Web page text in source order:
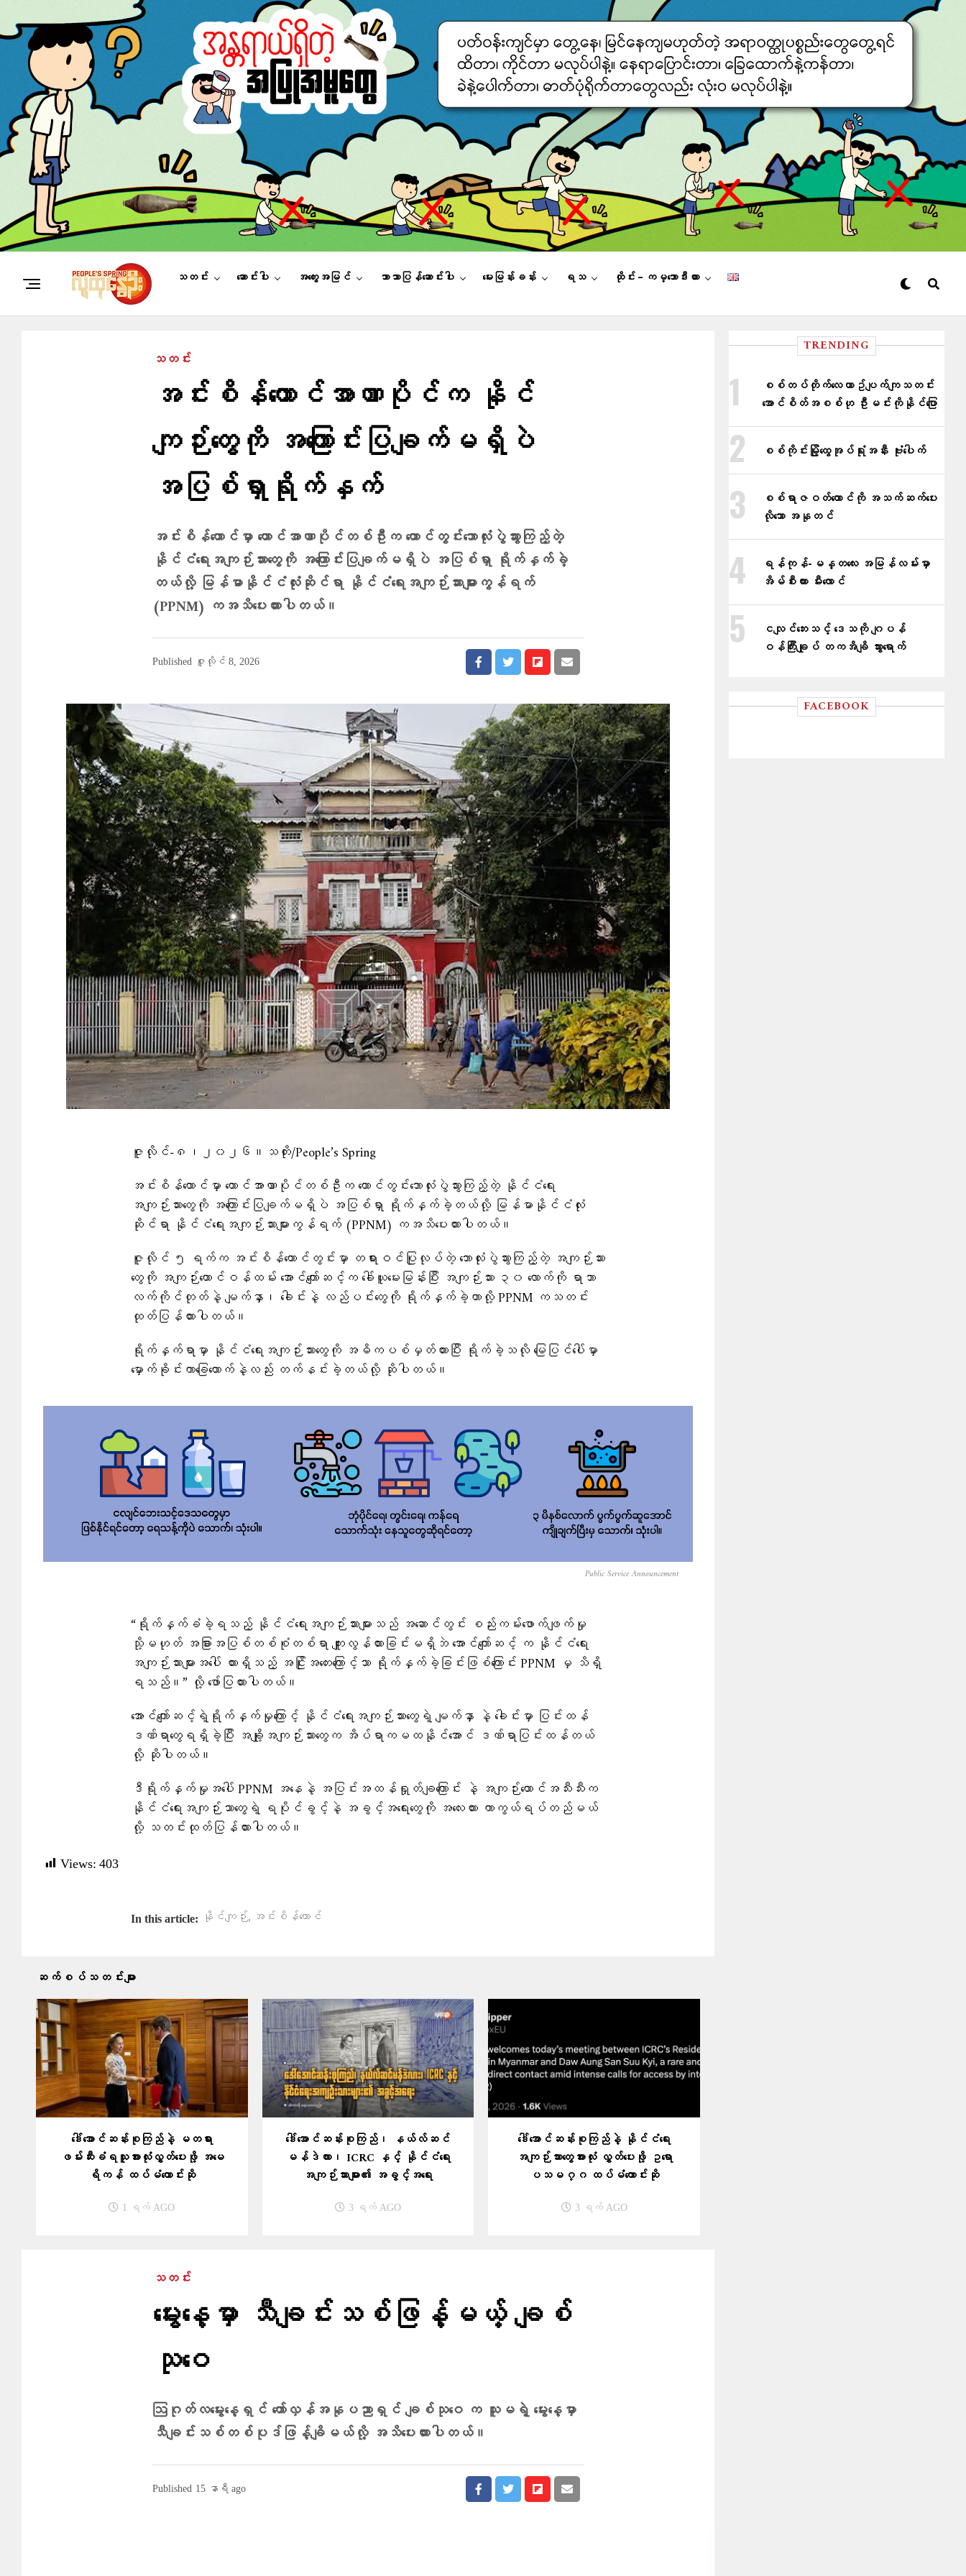
သတင်း ဆောင်းပါး အတွေးအမြင် ဘာသာပြန်ဆောင်းပါး မေးမြန်းခန်း ရသ ထိုင်း – ကမ္ဘောဒီးယား
သတင်း
အင်းစိန်ထောင်အာဏာပိုင်က နိုင်
ကျဉ်းတွေကို အကြောင်းပြချက်မရှိပဲ
အပြစ်ရှာရိုက်နှက်
အင်းစိန်ထောင်မှာ ထောင်အာဏာပိုင်တစ်ဦးက ထောင်တွင်းဘောလုံးပွဲသွားကြည့်တဲ့
နိုင်ငံရေးအကျဉ်းသားတွေကို အကြောင်းပြချက်မရှိပဲ အပြစ်ရှာ ရိုက်နှက်ခဲ့
တယ်လို့ မြန်မာနိုင်ငံလုံးဆိုင်ရာ နိုင်ငံရေးအကျဉ်းသားများကွန်ရက်
(PPNM) ကအသိပေးထားပါတယ်။
Published ဇူလိုင် 8, 2026
ဇူလိုင်-၈၊၂၀၂၆။သတိုး/People’s Spring
အင်းစိန်ထောင်မှာ ထောင်အာဏာပိုင်တစ်ဦးက ထောင်တွင်းဘောလုံးပွဲသွားကြည့်တဲ့ နိုင်ငံရေး
အကျဉ်းသားတွေကို အကြောင်းပြချက်မရှိပဲ အပြစ်ရှာ ရိုက်နှက်ခဲ့တယ်လို့ မြန်မာနိုင်ငံလုံး
ဆိုင်ရာ နိုင်ငံရေးအကျဉ်းသားများကွန်ရက် (PPNM) ကအသိပေးထားပါတယ်။
ဇူလိုင် ၅ ရက်က အင်းစိန်ထောင်တွင်းမှာ တရားဝင်ပြုလုပ်တဲ့ ဘောလုံးပွဲသွားကြည့်တဲ့ အကျဉ်းသား
တွေကို အကျဉ်းထောင်ဝန်ထမ်း အောင်ကျော်ဆင့်က ခေါ်ယူမေးမြန်းပြီး အကျဉ်းသား ၃၀ လောက်ကို ရာဘာ
လက်ကိုင်တုတ်နဲ့ မျက်နှာ၊ ခေါင်းနဲ့ လည်ပင်းတွေကို ရိုက်နှက်ခဲ့တာလို့ PPNM ကသတင်း
ထုတ်ပြန်ထားပါတယ်။
ရိုက်နှက်ရာမှာ နိုင်ငံရေးအကျဉ်းသားတွေကို အဓိကပစ်မှတ်ထားပြီး ရိုက်ခဲ့သလို မြေပြင်ပေါ်မှာ
မှောက်ခိုင်းကာခြေထောက်နဲ့လည်း တက်နင်းခဲ့တယ်လို့ ဆိုပါတယ်။
Public Service Announcement
“ရိုက်နှက်ခံခဲ့ရသည့် နိုင်ငံရေးအကျဉ်းသားများသည် အဆောင်တွင်း စည်းကမ်းဖောက်ဖျက်မှု
သို့မဟုတ် အခြားအပြစ်တစ်စုံတစ်ရာ ကျူးလွန်ထားခြင်းမရှိဘဲ အောင်ကျော်ဆင့် က နိုင်ငံရေး
အကျဉ်းသားများအပေါ် ထားရှိသည့် အငြိုးအတေးကြောင့်သာ ရိုက်နှက်ခဲ့ခြင်းဖြစ်ကြောင်း PPNM မှ သိရှိ
ရသည်။” လို့ ဖော်ပြထားပါတယ်။
အောင်ကျော်ဆင့်ရဲ့ရိုက်နှက်မှုကြောင့် နိုင်ငံရေးအကျဉ်းသားတွေရဲ့ မျက်နှာ နဲ့ ခေါင်းမှာ ပြင်းထန်
ဒဏ်ရာတွေရရှိခဲ့ပြီး အချို့အကျဉ်းသားတွေက အိပ်ရာကမထနိုင်အောင် ဒဏ်ရာပြင်းထန်တယ်
လို့ ဆိုပါတယ်။
ဒီရိုက်နှက်မှုအပေါ် PPNM အနေနဲ့ အပြင်းအထန်ရှုတ်ချကြောင်း နဲ့ အကျဉ်းထောင်အသီးသီးက
နိုင်ငံရေးအကျဉ်းသာတွေရဲ့ ရပိုင်ခွင့်နဲ့ အခွင့်အရေးတွေကို အလေးထား ကာကွယ်ရပ်တည်မယ်
လို့ သတင်းထုတ်ပြန်ထားပါတယ်။
Views: 403
In this article: နိုင်ကျဉ်း, အင်းစိန်ထောင်
ဆက်စပ်သတင်းများ
ဒေါ်အောင်ဆန်းစုကြည်နဲ့ မတရား
ဖမ်းဆီးခံရသူအားလုံးလွှတ်ပေးဖို့ အမေ
ရိကန် ထပ်မံတောင်းဆို
1 ရက် AGO
ဒေါ်အောင်ဆန်းစုကြည်၊ နယ်လ်ဆင်
မန်ဒဲလား၊ ICRC နှင့် နိုင်ငံရေး
အကျဉ်းသားများ၏ အခွင့်အရေး
3 ရက် AGO
ဒေါ်အောင်ဆန်းစုကြည်နဲ့ နိုင်ငံရေး
အကျဉ်းသားတွေအားလုံး လွှတ်ပေးဖို့ ဥရော
ပသမဂ္ဂ ထပ်မံတောင်းဆို
3 ရက် AGO
သတင်း
မွေးနေ့မှာ သီချင်းသစ်ဖြန့်မယ့် ချစ်
သုဝေ
ဩဂုတ်လမွေးနေ့ရှင် တော်လှန်အနုပညာရှင် ချစ်သုဝေ က သူမရဲ့ မွေးနေ့မှာ
သီချင်းသစ်တစ်ပုဒ်ဖြန့်ချိမယ်လို့ အသိပေးထားပါတယ်။
Published 15 နာရီ ago
TRENDING
စစ်တပ်တိုက်​လေယာဥ်ပျက်ကျသတင်း
အောင်စိတ်အစစ်ဟု ဦးမင်းကိုနိုင်​ပြော
စစ်ကိုင်းမြို့ထွေအုပ်ရုံးအနီး ဗုံးပေါက်
စစ်ရာဇဝတ်ကောင်ကို အသက်ဆက်ပေး
လိုသော အနုတင်
ရန်ကုန်-မန္တလေး အမြန်လမ်းမှာ
အိမ်စီးကား မီးလောင်
ငလျင်ဘေးသင့် ဒေသကို ဂျပန်
ဝန်ကြီးချုပ် တကအိချိ သွားရောက်
FACEBOOK